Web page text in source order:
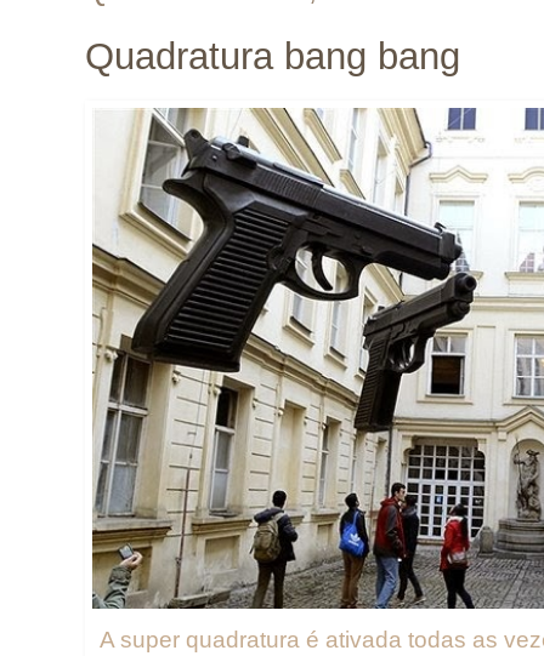
Quadratura bang bang
A super quadratura é ativada todas as